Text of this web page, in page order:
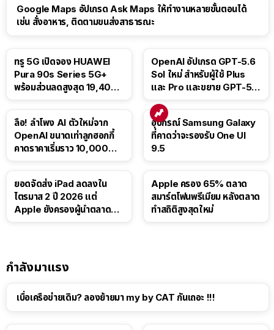
Google Maps อัปเกรด Ask Maps ให้ทำงานหลายขั้นตอนได้
เช่น สั่งอาหาร, ติดตามขนส่งสาธารณะ
ทรู 5G เปิดจอง HUAWEI
Pura 90s Series 5G+
พร้อมส่วนลดสูงสุด 19,400
OpenAI อัปเกรด GPT-5.6
Sol ใหม่ สำหรับผู้ใช้ Plus
และ Pro และขยาย GPT-5.6
ลือ! ลำโพง AI ตัวใหม่จาก
OpenAI ขนาดเท่าลูกฮอกกี้
คาดราคาเริ่มราว 10,000
อุปกรณ์ Samsung Galaxy
ที่คาดว่าจะรองรับ One UI
9.5
ยอดจัดส่ง iPad ลดลงใน
ไตรมาส 2 ปี 2026 แต่
Apple ยังครองผู้นำตลาด
Apple ครอง 65% ตลาด
สมาร์ตโฟนพรีเมียม หลังตลาด
ทำสถิติสูงสุดใหม่
กำลังมาแรง
เบื่อเครือข่ายเดิม? ลองย้ายมา my by CAT กันเถอะ !!!